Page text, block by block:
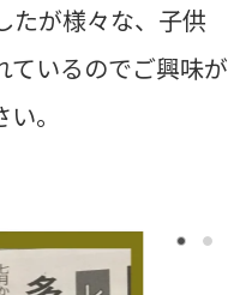
たが様々な、子供
ているのでご興味が
。